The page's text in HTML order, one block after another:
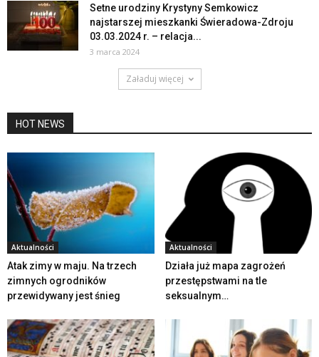
Setne urodziny Krystyny Semkowicz
najstarszej mieszkanki Świeradowa-Zdroju
03.03.2024 r. – relacja...
3 marca 2024
Załaduj więcej
HOT NEWS
Aktualności
Atak zimy w maju. Na trzech
zimnych ogrodników
przewidywany jest śnieg
Aktualności
Działa już mapa zagrożeń
przestępstwami na tle
seksualnym…